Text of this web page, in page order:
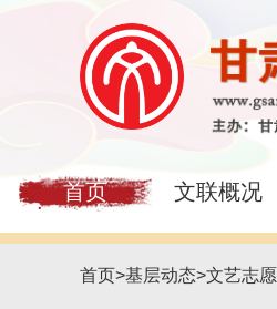
首页 文联概况
首页>基层动态>文艺志愿